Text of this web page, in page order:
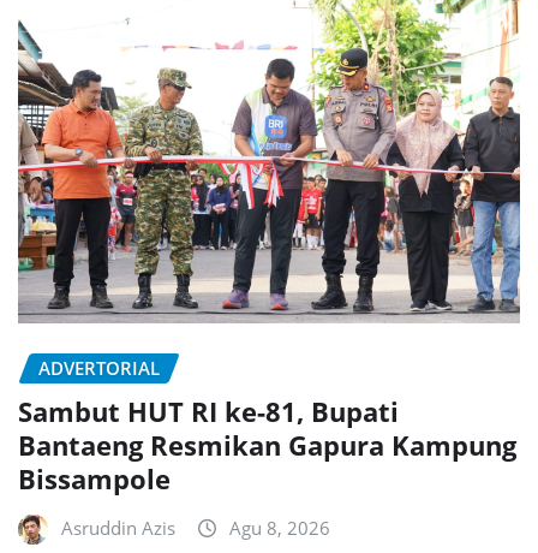
ADVERTORIAL
Sambut HUT RI ke-81, Bupati
Bantaeng Resmikan Gapura Kampung
Bissampole
Asruddin Azis Agu 8, 2026